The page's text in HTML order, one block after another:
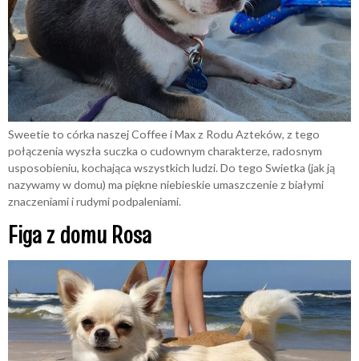
Sweetie to córka naszej Coffee i Max z Rodu Azteków, z tego
połączenia wyszła suczka o cudownym charakterze, radosnym
usposobieniu, kochająca wszystkich ludzi. Do tego Swietka (jak ją
nazywamy w domu) ma piękne niebieskie umaszczenie z białymi
znaczeniami i rudymi podpaleniami.
Figa z domu Rosa